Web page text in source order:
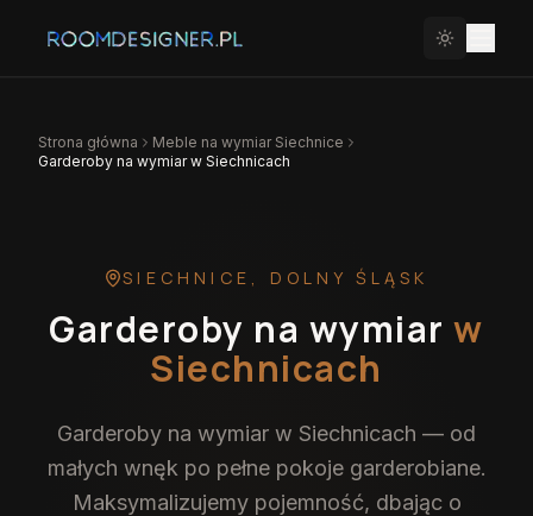
Strona główna Meble na wymiar Siechnice
Garderoby na wymiar w Siechnicach
SIECHNICE , DOLNY ŚLĄSK
Garderoby na wymiar w
Siechnicach
Garderoby na wymiar w Siechnicach — od
małych wnęk po pełne pokoje garderobiane.
Maksymalizujemy pojemność, dbając o